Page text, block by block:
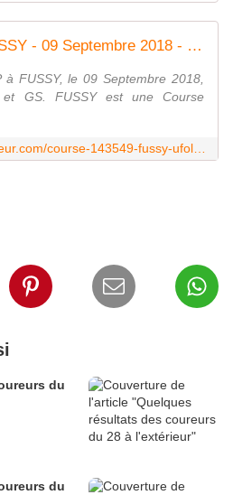
Course UFOLEP, FUSSY - 09 Septembre 2018 - 2-3 et GS
à FUSSY, le 09 Septembre 2018,
GS. FUSSY est une Course
du
du